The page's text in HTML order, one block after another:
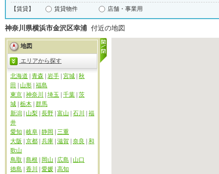
【賃貸】
賃貸物件 店舗・事業用
神奈川県横浜市金沢区幸浦 付近の地図
地図
エリアから探す
北海道 青森 岩手 宮城 秋
田
山形 福島
東京 神奈川 埼玉 千葉 茨
城 栃木 群馬
新潟
山梨 長野 富山 石川
福
井
愛知
岐阜 静岡
三重
大阪
京都 兵庫 滋賀 奈良
和
歌山
鳥取
島根 岡山 広島
山口
徳島
香川 愛媛 高知